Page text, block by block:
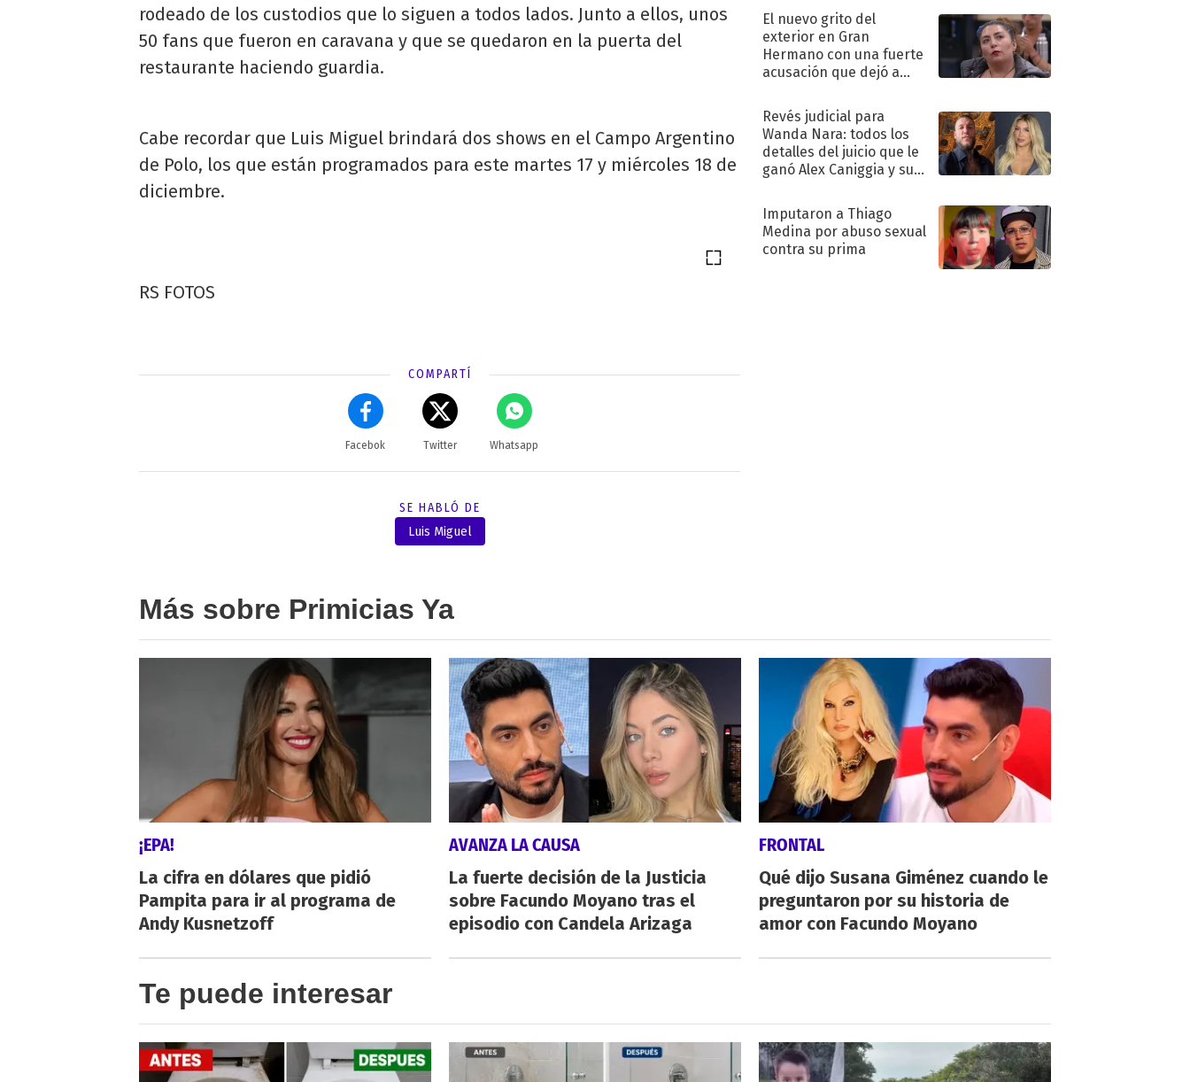
rodeado de los custodios que lo siguen a todos lados. Junto a ellos, unos
50 fans que fueron en caravana y que se quedaron en la puerta del
restaurante haciendo guardia.
Cabe recordar que Luis Miguel brindará dos shows en el Campo Argentino
de Polo, los que están programados para este martes 17 y miércoles 18 de
diciembre.
RS FOTOS
COMPARTÍ
Facebok Twitter Whatsapp
SE HABLÓ DE
Luis Miguel
El nuevo grito del
exterior en Gran
Hermano con una fuerte
acusación que dejó a
"Traidora"
Revés judicial para
Wanda Nara: todos los
detalles del juicio que le
ganó Alex Caniggia y sus
Imputaron a Thiago
Medina por abuso sexual
contra su prima
Más sobre Primicias Ya
¡EPA!
La cifra en dólares que pidió
Pampita para ir al programa de
Andy Kusnetzoff
AVANZA LA CAUSA
La fuerte decisión de la Justicia
sobre Facundo Moyano tras el
episodio con Candela Arizaga
FRONTAL
Qué dijo Susana Giménez cuando le
preguntaron por su historia de
amor con Facundo Moyano
Te puede interesar